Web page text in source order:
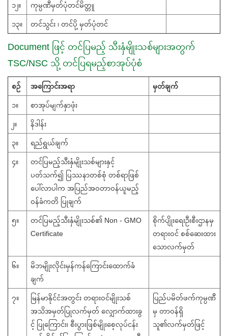
၁၂။ ကုမ္ပဏီမှတ်ပုံတင်မိတ္တူ
၁၃။ တင်သွင်း ၊ တင်ပို့ မှတ်ပုံတင်
Document ဖြင့် တင်ပြမည့် သီးနှံမျိုးသစ်များအတွက်
TSC/NSC သို့ တင်ပြရမည့်စာအုပ်ပုံစံ
စဉ် အကြောင်းအရာ မှတ်ချက်
၁။ စာအုပ်မျက်နှာဖုံး
၂။ နိဒါန်း
၃။ ရည်ရွယ်ချက်
၄။
တင်ပြမည့်သီးနှံမျိုးသစ်များနှင့်
ပတ်သက်၍ ပြဿနာတစ်စုံ တစ်ရာဖြစ်
ပေါ်လာပါက အပြည်အဝတာဝန်ယူမည့်
ဝန်ခံကတိ ပြုချက်
၅။
တင်ပြမည့်သီးနှံမျိုးသစ်၏ Non - GMO
Certificate
စိုက်ပျိုးရေးဦးစီးဌာနမှ
တရားဝင် စစ်ဆေးထား
သောလက်မှတ်
၆။
မိဘမျိုးလိုင်းမှန်ကန်ကြောင်းထောက်ခံ
ချက်
၇။
မြန်မာနိုင်ငံအတွင်း တရားဝင်မျိုးသစ်
အသိအမှတ်ပြုလက်မှတ် လျှောက်ထားခွ
င့် ပြုကြောင်း၊ စီးပွားဖြစ်မျိုးစေ့လုပ်ငန်း
ပြည်ပမိတ်ဖက်ကုမ္ပဏီ
မှ တာဝန်ရှိ
သူ၏လက်မှတ်ဖြင့်